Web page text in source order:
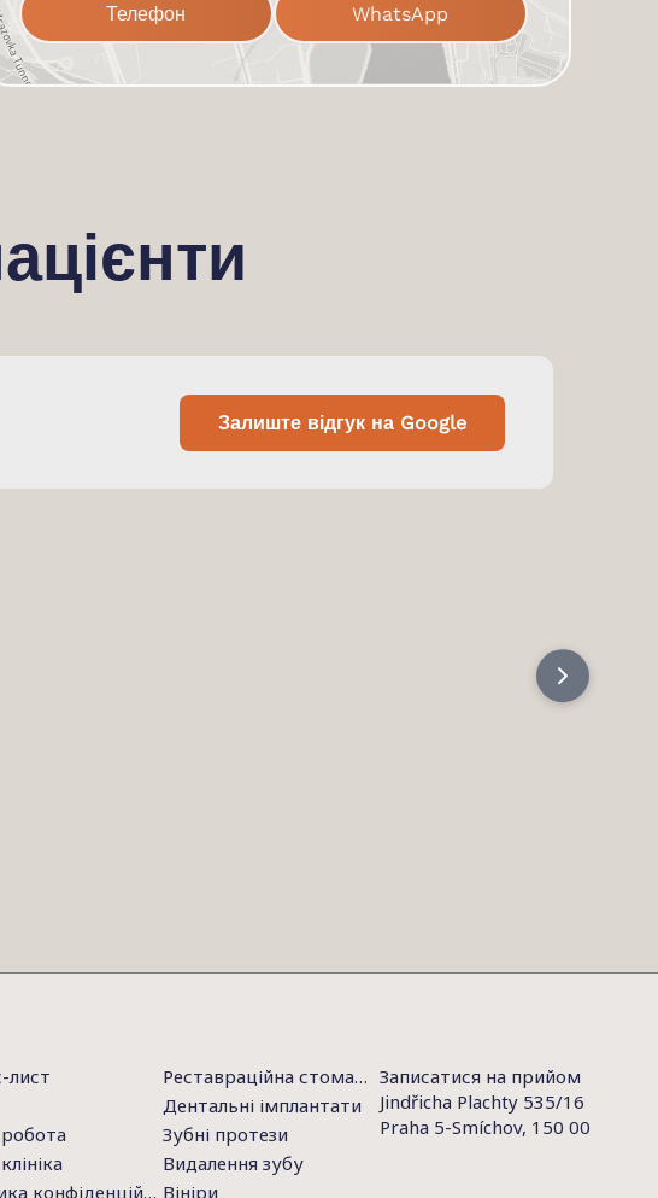
Телефон WhatsApp
Залиште відгук на Google
лист
Політика конфіденційності
Реставраційна стоматологія
Дентальні імплантати
Зубні протези
Видалення зубу
Вініри
Записатися на прийом
Jindřicha Plachty 535/16
Praha 5-Smíchov, 150 00